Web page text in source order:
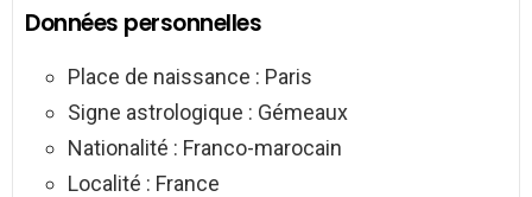
Données personnelles
Place de naissance : Paris
Signe astrologique : Gémeaux
Nationalité : Franco-marocain
Localité : France